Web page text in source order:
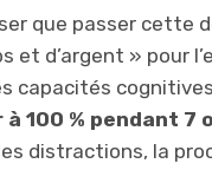
que passer cette
et d’argent » pour
capacités
100 % pendant 7
distractions, la